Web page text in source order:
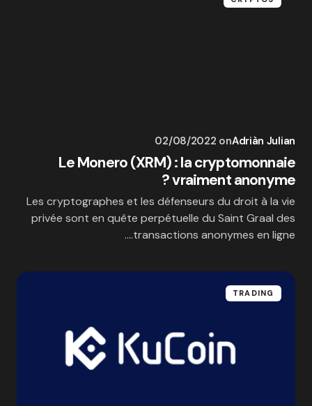
Adriàn Julian
on
02/08/2022
Le Monero (XRM) : la cryptomonnaie
vraiment anonyme ?
Les cryptographes et les défenseurs du droit à la vie
privée sont en quête perpétuelle du Saint Graal des
transactions anonymes en ligne.…
TRADING